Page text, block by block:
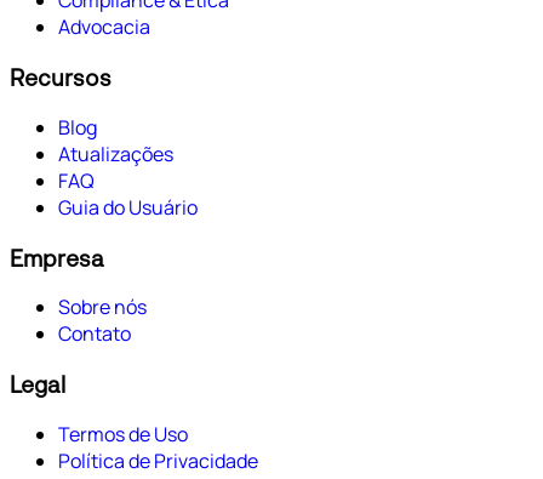
Advocacia
Recursos
Blog
Atualizações
FAQ
Guia do Usuário
Empresa
Sobre nós
Contato
Legal
Termos de Uso
Política de Privacidade